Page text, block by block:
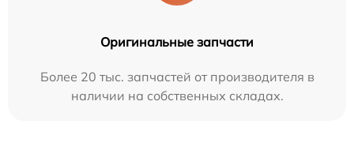
Оригинальные запчасти
Более 20 тыс. запчастей от производителя в
наличии на собственных складах.